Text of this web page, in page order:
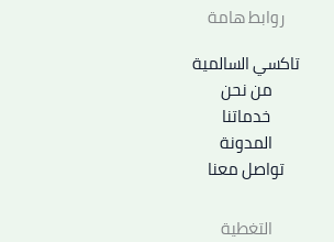
روابط هامة
تاكسي السالمية
من نحن
خدماتنا
المدونة
تواصل معنا
التغطية